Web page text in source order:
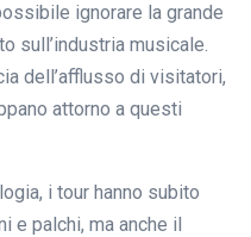
ignorare la grande
sull’industria musicale.
dell’afflusso di visitatori,
attorno a questi
i tour hanno subito
e palchi, ma anche il